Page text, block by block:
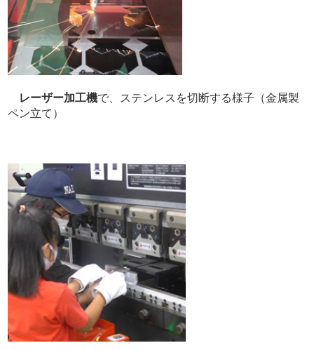
レーザー加工機で、ステンレスを切断する様子（金属製
ペン立て）